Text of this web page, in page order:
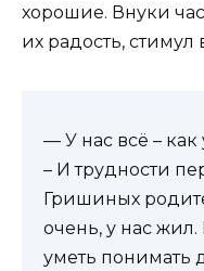
хорошие. Внуки
их радость,
— У нас всё – как
– И трудности
Гришиных
очень, у нас жил.
уметь понимать